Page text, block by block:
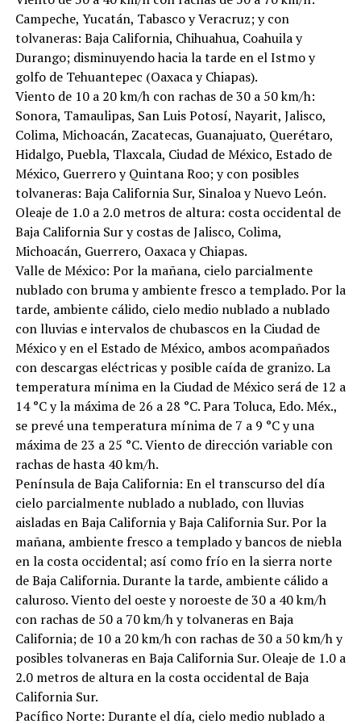
Campeche, Yucatán, Tabasco y Veracruz; y con
tolvaneras: Baja California, Chihuahua, Coahuila y
Durango; disminuyendo hacia la tarde en el Istmo y
golfo de Tehuantepec (Oaxaca y Chiapas).
Viento de 10 a 20 km/h con rachas de 30 a 50 km/h:
Sonora, Tamaulipas, San Luis Potosí, Nayarit, Jalisco,
Colima, Michoacán, Zacatecas, Guanajuato, Querétaro,
Hidalgo, Puebla, Tlaxcala, Ciudad de México, Estado de
México, Guerrero y Quintana Roo; y con posibles
tolvaneras: Baja California Sur, Sinaloa y Nuevo León.
Oleaje de 1.0 a 2.0 metros de altura: costa occidental de
Baja California Sur y costas de Jalisco, Colima,
Michoacán, Guerrero, Oaxaca y Chiapas.
Valle de México: Por la mañana, cielo parcialmente
nublado con bruma y ambiente fresco a templado. Por la
tarde, ambiente cálido, cielo medio nublado a nublado
con lluvias e intervalos de chubascos en la Ciudad de
México y en el Estado de México, ambos acompañados
con descargas eléctricas y posible caída de granizo. La
temperatura mínima en la Ciudad de México será de 12 a
14 °C y la máxima de 26 a 28 °C. Para Toluca, Edo. Méx.,
se prevé una temperatura mínima de 7 a 9 °C y una
máxima de 23 a 25 °C. Viento de dirección variable con
rachas de hasta 40 km/h.
Península de Baja California: En el transcurso del día
cielo parcialmente nublado a nublado, con lluvias
aisladas en Baja California y Baja California Sur. Por la
mañana, ambiente fresco a templado y bancos de niebla
en la costa occidental; así como frío en la sierra norte
de Baja California. Durante la tarde, ambiente cálido a
caluroso. Viento del oeste y noroeste de 30 a 40 km/h
con rachas de 50 a 70 km/h y tolvaneras en Baja
California; de 10 a 20 km/h con rachas de 30 a 50 km/h y
posibles tolvaneras en Baja California Sur. Oleaje de 1.0 a
2.0 metros de altura en la costa occidental de Baja
California Sur.
Pacífico Norte: Durante el día, cielo medio nublado a